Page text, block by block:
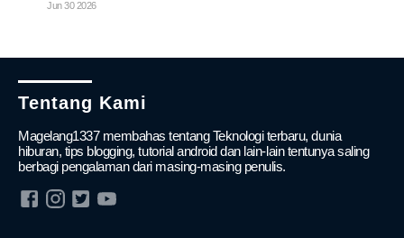
Jun 30 2026
Tentang Kami
Magelang1337 membahas tentang Teknologi terbaru, dunia
hiburan, tips blogging, tutorial android dan lain-lain tentunya saling
berbagi pengalaman dari masing-masing penulis.